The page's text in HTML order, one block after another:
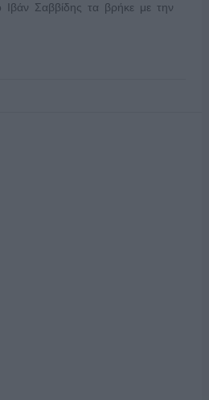
Σαββίδης τα βρήκε με την